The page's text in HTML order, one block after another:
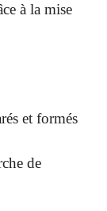
à la mise
et formés
de